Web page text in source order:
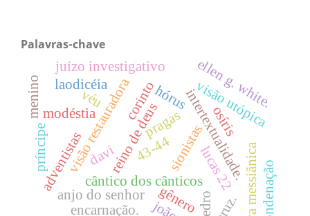
Palavras-chave
cântico dos cânticos
43-44
davi intertextualidade.
reino de deus
visão restauradora visão utópica
era messiânica
sionistas
adventistas
corinto
véu
gênero
modéstia pragas
lucas 22 condenação
ellen g. white.
pedro
príncipe
anjo do senhor
juízo investigativo
hórus
osíris
cruz.
menino
encarnação.
laodicéia